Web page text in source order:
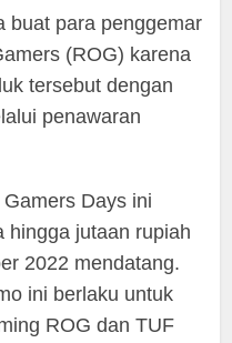
buat para penggemar
(ROG) karena
tersebut dengan
penawaran
Days ini
hingga jutaan rupiah
2022 mendatang.
ini berlaku untuk
ROG dan TUF